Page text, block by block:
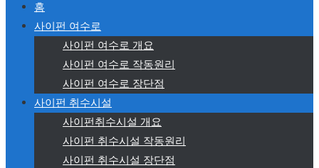
홈
사이펀 여수로
사이펀 여수로 개요
사이펀 여수로 작동원리
사이펀 여수로 장단점
사이펀 취수시설
사이펀취수시설 개요
사이펀 취수시설 작동원리
사이펀 취수시설 장단점